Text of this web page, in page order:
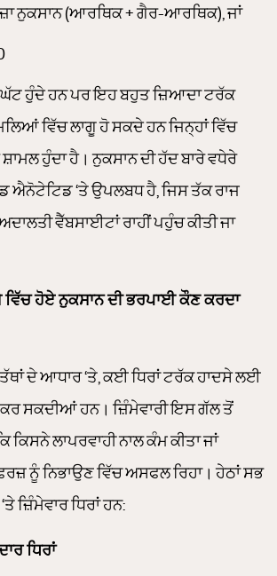
ਨੁਕਸਾਨ (ਆਰਥਿਕ + ਗੈਰ-ਆਰਥਿਕ), ਜਾਂ
ਹੁੰਦੇ ਹਨ ਪਰ ਇਹ ਬਹੁਤ ਜ਼ਿਆਦਾ ਟਰੱਕ
ਵਿੱਚ ਲਾਗੂ ਹੋ ਸਕਦੇ ਹਨ ਜਿਨ੍ਹਾਂ ਵਿੱਚ
ਹੁੰਦਾ ਹੈ। ਨੁਕਸਾਨ ਦੀ ਹੱਦ ਬਾਰੇ ਵਧੇਰੇ
ਐਨੋਟੇਟਿਡ ‘ਤੇ ਉਪਲਬਧ ਹੈ, ਜਿਸ ਤੱਕ ਰਾਜ
ਵੈੱਬਸਾਈਟਾਂ ਰਾਹੀਂ ਪਹੁੰਚ ਕੀਤੀ ਜਾ
ਵਿੱਚ ਹੋਏ ਨੁਕਸਾਨ ਦੀ ਭਰਪਾਈ ਕੌਣ ਕਰਦਾ
ਦੇ ਆਧਾਰ ‘ਤੇ, ਕਈ ਧਿਰਾਂ ਟਰੱਕ ਹਾਦਸੇ ਲਈ
ਕਰ ਸਕਦੀਆਂ ਹਨ। ਜ਼ਿੰਮੇਵਾਰੀ ਇਸ ਗੱਲ ਤੋਂ
ਕਿਸਨੇ ਲਾਪਰਵਾਹੀ ਨਾਲ ਕੰਮ ਕੀਤਾ ਜਾਂ
ਨੂੰ ਨਿਭਾਉਣ ਵਿੱਚ ਅਸਫਲ ਰਿਹਾ। ਹੇਠਾਂ ਸਭ
ਜ਼ਿੰਮੇਵਾਰ ਧਿਰਾਂ ਹਨ:
ਧਿਰਾਂ